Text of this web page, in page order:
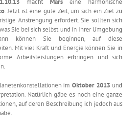
. Jetzt ist eine gute Zeit, um sich ein Ziel zu
Anstrengung erfordert. Sie sollten sich
Sie bei sich selbst und in Ihrer Umgebung
können Sie beginnen, auf diese
Mit viel Kraft und Energie können Sie in
Arbeitsleistungen erbringen und sich
imOktober 2013 und
Natürlich gäbe es noch eine ganze
auf deren Beschreibung ich jedoch aus